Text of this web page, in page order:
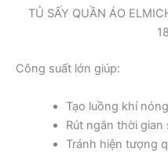
TỦ SẤY QUẦN ÁO
Công suất lớn giúp:
Tạo luồng khí
Rút ngắn thời gian
Tránh hiện tượng